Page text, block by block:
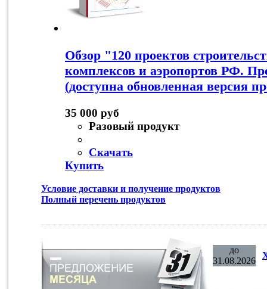
Обзор "120 проектов
комплексов и аэропортов РФ.
(доступна обновленная версия
35 000 руб
Разовый продукт
Скачать
Купить
Условие доставки и получение продуктов
Полный перечень продуктов
до
31.08.2026